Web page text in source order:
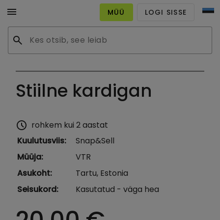
menu
search
MÜÜ LOGI SISSE
Stiilne kardigan
schedule rohkem kui 2 aastat
Kuulutusviis:
Snap&Sell
Müüja:
VTR
Asukoht:
Tartu, Estonia
Seisukord: Kasutatud - väga hea